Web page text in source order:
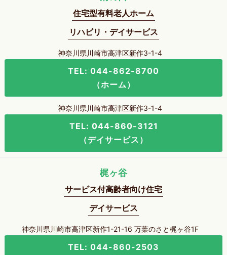
住宅型有料老人ホーム
リハビリ・デイサービス
神奈川県川崎市高津区新作3-1-4
TEL: 044-862-8700
（ホーム）
神奈川県川崎市高津区新作3-1-4
TEL: 044-860-3121
（デイサービス）
梶ヶ谷
サービス付高齢者向け住宅
デイサービス
神奈川県川崎市高津区新作1-21-16 万葉のさと梶ヶ谷1F
TEL: 044-860-2503